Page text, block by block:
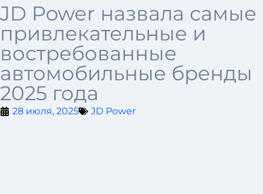
JD Power назвала самые
привлекательные и
востребованные
автомобильные бренды
2025 года
28 июля, 2025 JD Power